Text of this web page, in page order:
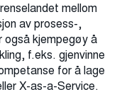
mellom
av prosess-,
også kjempegøy å
f.eks. gjenvinne
for å lage
X-as-a-Service.